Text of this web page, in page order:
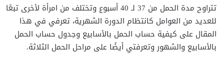
تتراوح مدة الحمل من 37 لـ 40 أسبوع وتختلف من امرأة لأخرى تبعًا
للعديد من العوامل كانتظام الدورة الشهرية، تعرفي في هذا
المقال على كيفية حساب الحمل بالأسابيع وجدول حساب الحمل
بالأسابيع والشهور وتعرفتي أيضًا على مراحل الحمل الثلاثة.